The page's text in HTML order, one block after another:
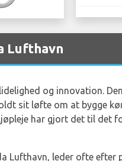
Lufthavn
og innovation.
sit løfte om at bygge
har gjort det til det
Lufthavn, leder ofte efter